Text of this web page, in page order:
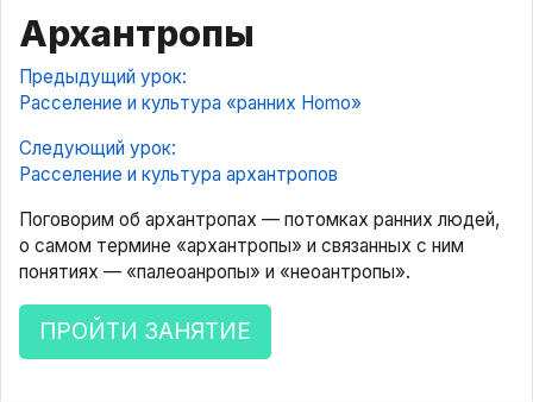
Архантропы
Предыдущий урок:
Расселение и культура «ранних Homo»
Следующий урок:
Расселение и культура архантропов
Поговорим об архантропах — потомках ранних людей,
о самом термине «архантропы» и связанных с ним
понятиях — «палеоанропы» и «неоантропы».
ПРОЙТИ ЗАНЯТИЕ